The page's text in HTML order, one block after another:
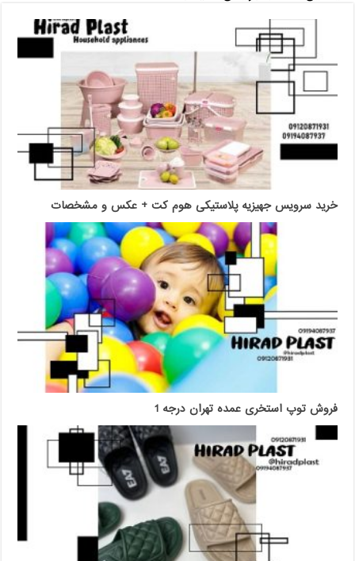
خرید سرویس جهیزیه پلاستیکی هوم کت + عکس و مشخصات
فروش توپ استخری عمده تهران درجه 1